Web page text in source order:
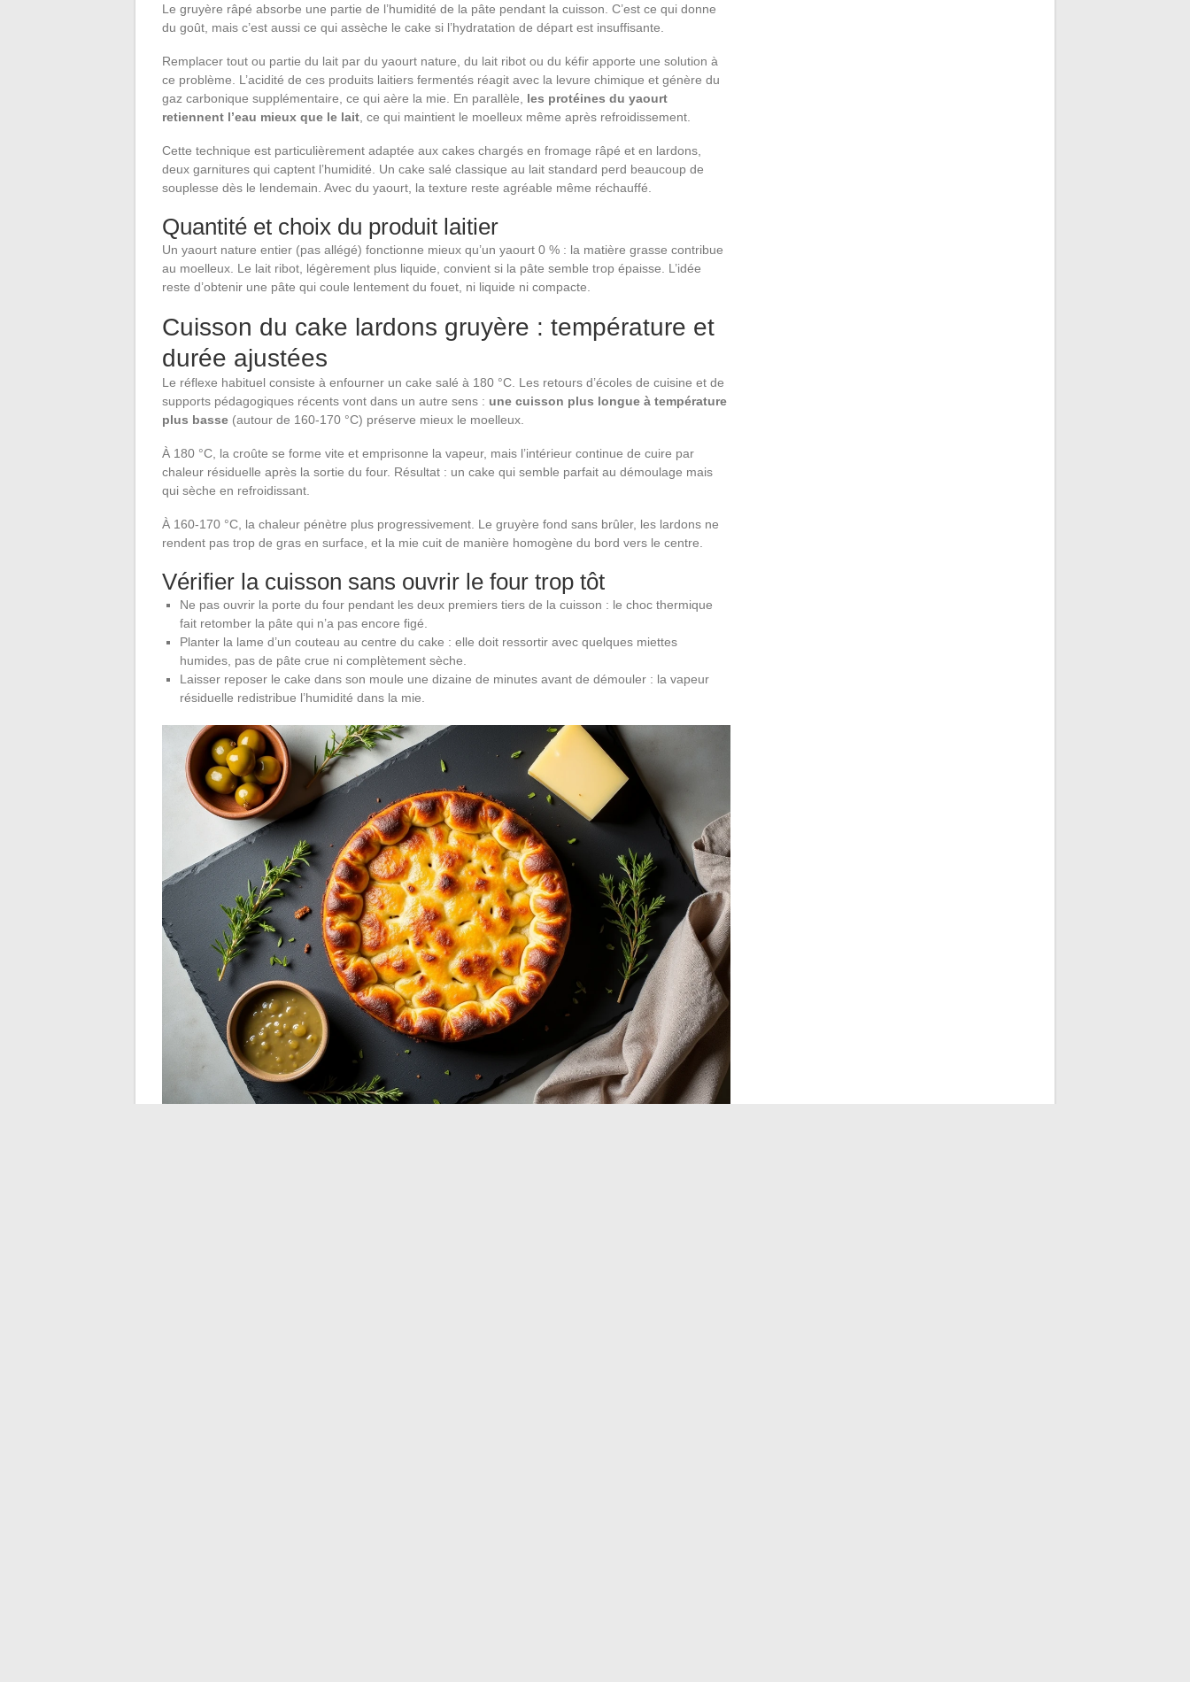
Le gruyère râpé absorbe une partie de l’humidité de la pâte pendant la cuisson. C’est ce qui donne
du goût, mais c’est aussi ce qui assèche le cake si l’hydratation de départ est insuffisante.
Remplacer tout ou partie du lait par du yaourt nature, du lait ribot ou du kéfir apporte une solution à
ce problème. L’acidité de ces produits laitiers fermentés réagit avec la levure chimique et génère du
gaz carbonique supplémentaire, ce qui aère la mie. En parallèle, les protéines du yaourt
retiennent l’eau mieux que le lait , ce qui maintient le moelleux même après refroidissement.
Cette technique est particulièrement adaptée aux cakes chargés en fromage râpé et en lardons,
deux garnitures qui captent l’humidité. Un cake salé classique au lait standard perd beaucoup de
souplesse dès le lendemain. Avec du yaourt, la texture reste agréable même réchauffé.
Quantité et choix du produit laitier
Un yaourt nature entier (pas allégé) fonctionne mieux qu’un yaourt 0 % : la matière grasse contribue
au moelleux. Le lait ribot, légèrement plus liquide, convient si la pâte semble trop épaisse. L’idée
reste d’obtenir une pâte qui coule lentement du fouet, ni liquide ni compacte.
Cuisson du cake lardons gruyère : température et
durée ajustées
Le réflexe habituel consiste à enfourner un cake salé à 180 °C. Les retours d’écoles de cuisine et de
supports pédagogiques récents vont dans un autre sens : une cuisson plus longue à température
plus basse (autour de 160-170 °C) préserve mieux le moelleux.
À 180 °C, la croûte se forme vite et emprisonne la vapeur, mais l’intérieur continue de cuire par
chaleur résiduelle après la sortie du four. Résultat : un cake qui semble parfait au démoulage mais
qui sèche en refroidissant.
À 160-170 °C, la chaleur pénètre plus progressivement. Le gruyère fond sans brûler, les lardons ne
rendent pas trop de gras en surface, et la mie cuit de manière homogène du bord vers le centre.
Vérifier la cuisson sans ouvrir le four trop tôt
Ne pas ouvrir la porte du four pendant les deux premiers tiers de la cuisson : le choc thermique
fait retomber la pâte qui n’a pas encore figé.
Planter la lame d’un couteau au centre du cake : elle doit ressortir avec quelques miettes
humides, pas de pâte crue ni complètement sèche.
Laisser reposer le cake dans son moule une dizaine de minutes avant de démouler : la vapeur
résiduelle redistribue l’humidité dans la mie.